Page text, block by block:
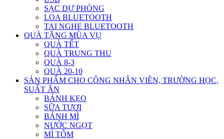
SẠC DỰ PHÒNG
LOA BLUETOOTH
TAI NGHE BLUETOOTH
QUÀ TẶNG MÙA VỤ
QUÀ TẾT
QUÀ TRUNG THU
QUÀ 8-3
QUÀ 20-10
SẢN PHẨM CHO CÔNG NHÂN VIÊN, TRƯỜNG HỌC,
SUẤT ĂN
BÁNH KẸO
SỮA TƯƠI
BÁNH MÌ
NƯỚC NGỌT
MÌ TÔM